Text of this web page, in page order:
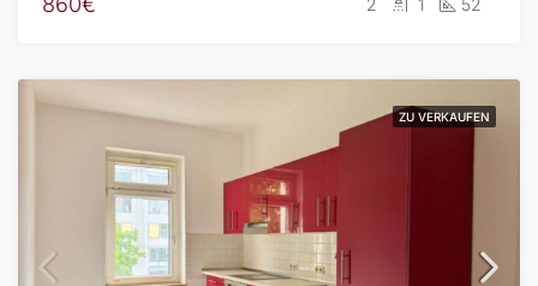
ZU VERKAUFEN